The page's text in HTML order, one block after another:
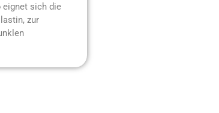
eignet sich die
zur